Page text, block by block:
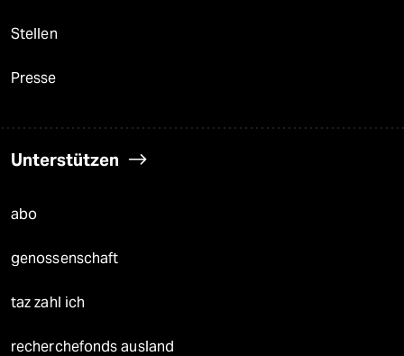
Stellen
Presse
Unterstützen
abo
genossenschaft
taz zahl ich
recherchefonds ausland